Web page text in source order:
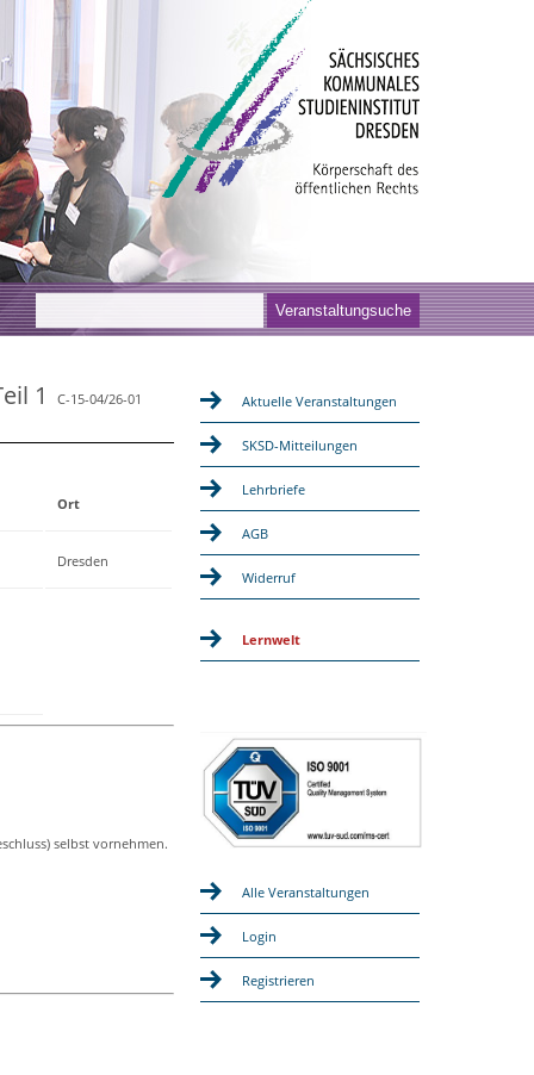
1 C-15-04/26-01
Ort
Dresden
selbst vornehmen.
Aktuelle Veranstaltungen
SKSD-Mitteilungen
Lehrbriefe
AGB
Widerruf
Lernwelt
Alle Veranstaltungen
Login
Registrieren